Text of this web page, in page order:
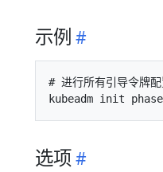
示例
# 进行所有引导令牌
选项